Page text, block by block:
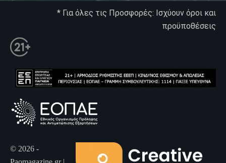
* Για όλες τις Προσφορές: Ισχύουν όροι και
προϋποθέσεις
© 2026 -